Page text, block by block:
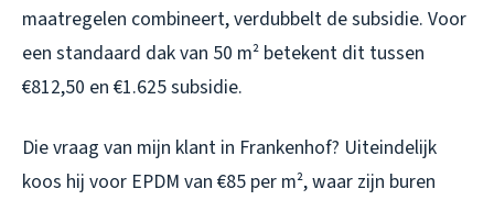
maatregelen combineert, verdubbelt de subsidie. Voor
een standaard dak van 50 m² betekent dit tussen
€812,50 en €1.625 subsidie.
Die vraag van mijn klant in Frankenhof? Uiteindelijk
koos hij voor EPDM van €85 per m², waar zijn buren